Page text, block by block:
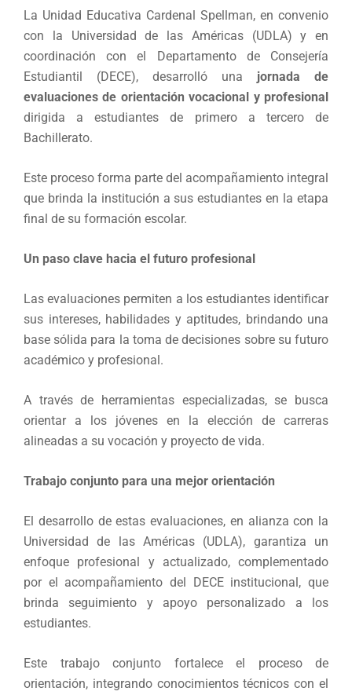
La Unidad Educativa Cardenal Spellman, en convenio
con la Universidad de las Américas (UDLA) y en
coordinación con el Departamento de Consejería
Estudiantil (DECE), desarrolló una jornada de
evaluaciones de orientación vocacional y profesional
dirigida a estudiantes de primero a tercero de
Bachillerato.
Este proceso forma parte del acompañamiento integral
que brinda la institución a sus estudiantes en la etapa
final de su formación escolar.
Un paso clave hacia el futuro profesional
Las evaluaciones permiten a los estudiantes identificar
sus intereses, habilidades y aptitudes, brindando una
base sólida para la toma de decisiones sobre su futuro
académico y profesional.
A través de herramientas especializadas, se busca
orientar a los jóvenes en la elección de carreras
alineadas a su vocación y proyecto de vida.
Trabajo conjunto para una mejor orientación
El desarrollo de estas evaluaciones, en alianza con la
Universidad de las Américas (UDLA), garantiza un
enfoque profesional y actualizado, complementado
por el acompañamiento del DECE institucional, que
brinda seguimiento y apoyo personalizado a los
estudiantes.
Este trabajo conjunto fortalece el proceso de
orientación, integrando conocimientos técnicos con el